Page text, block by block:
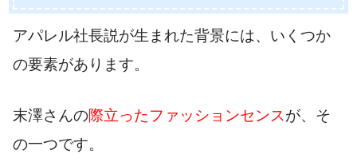
アパレル社長説が生まれた背景には、いくつか
の要素があります。
末澤さんの際立ったファッションセンスが、そ
の一つです。